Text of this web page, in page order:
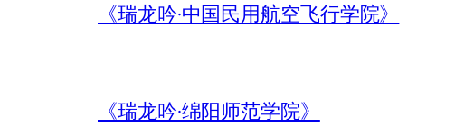
《瑞龙吟·中国民用航空飞行学院》
《瑞龙吟·绵阳师范学院》